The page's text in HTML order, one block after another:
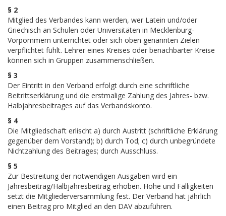
§ 2
Mitglied des Verbandes kann werden, wer Latein und/oder
Griechisch an Schulen oder Universitäten in Mecklenburg-
Vorpommern unterrichtet oder sich oben genannten Zielen
verpflichtet fühlt. Lehrer eines Kreises oder benachbarter Kreise
können sich in Gruppen zusammenschließen.
§ 3
Der Eintritt in den Verband erfolgt durch eine schriftliche
Beitrittserklärung und die erstmalige Zahlung des Jahres- bzw.
Halbjahresbeitrages auf das Verbandskonto.
§ 4
Die Mitgliedschaft erlischt a) durch Austritt (schriftliche Erklärung
gegenüber dem Vorstand); b) durch Tod; c) durch unbegründete
Nichtzahlung des Beitrages; durch Ausschluss.
§ 5
Zur Bestreitung der notwendigen Ausgaben wird ein
Jahresbeitrag/Halbjahresbeitrag erhoben. Höhe und Fälligkeiten
setzt die Mitgliederversammlung fest. Der Verband hat jährlich
einen Beitrag pro Mitglied an den DAV abzuführen.